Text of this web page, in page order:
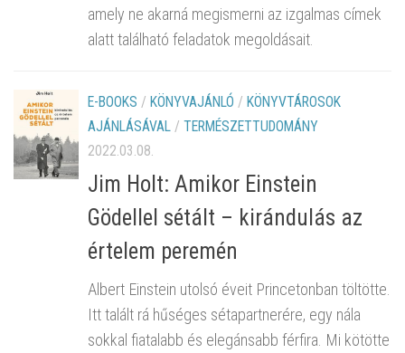
amely ne akarná megismerni az izgalmas címek
alatt található feladatok megoldásait.
E-BOOKS / KÖNYVAJÁNLÓ / KÖNYVTÁROSOK
AJÁNLÁSÁVAL / TERMÉSZETTUDOMÁNY
2022.03.08.
Jim Holt: Amikor Einstein
Gödellel sétált – kirándulás az
értelem peremén
Albert Einstein utolsó éveit Princetonban töltötte.
Itt talált rá hűséges sétapartnerére, egy nála
sokkal fiatalabb és elegánsabb férfira. Mi kötötte